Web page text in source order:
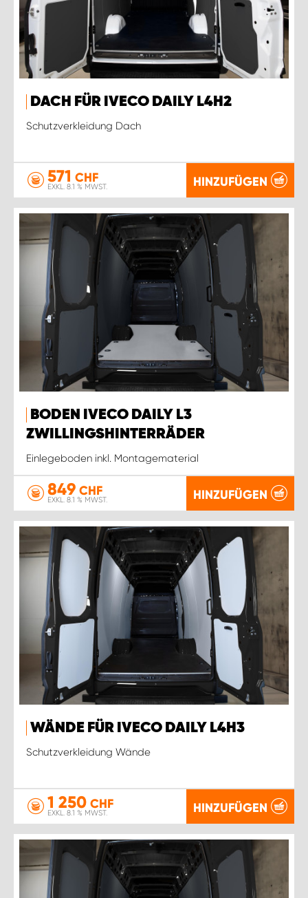
DACH FÜR IVECO DAILY L4H2
Schutzverkleidung Dach
571 CHF
EXKL. 8.1 % MWST. HINZUFÜGEN
BODEN IVECO DAILY L3
ZWILLINGSHINTERRÄDER
Einlegeboden inkl. Montagematerial
849 CHF
EXKL. 8.1 % MWST. HINZUFÜGEN
WÄNDE FÜR IVECO DAILY L4H3
Schutzverkleidung Wände
1 250 CHF
EXKL. 8.1 % MWST. HINZUFÜGEN